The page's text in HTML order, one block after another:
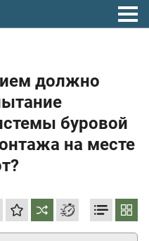
должно
буровой
на месте